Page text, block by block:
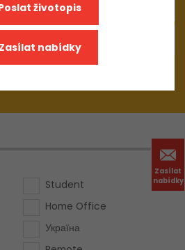
Zasílat
nabídky
Student
Home Office
Україна
životopis
Zasílat nabídky